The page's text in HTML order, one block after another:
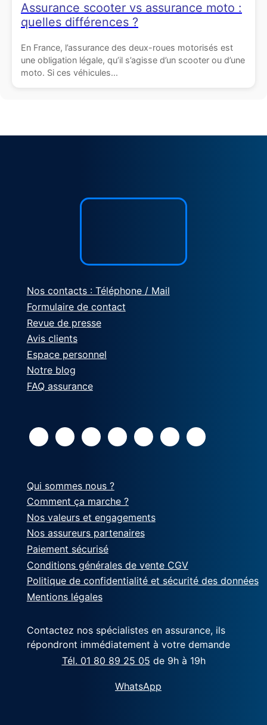
Assurance scooter vs assurance moto :
quelles différences ?
En France, l’assurance des deux-roues motorisés est
une obligation légale, qu’il s’agisse d’un scooter ou d’une
moto. Si ces véhicules...
Nos contacts : Téléphone / Mail
Formulaire de contact
Revue de presse
Avis clients
Espace personnel
Notre blog
FAQ assurance
Qui sommes nous ?
Comment ça marche ?
Nos valeurs et engagements
Nos assureurs partenaires
Paiement sécurisé
Conditions générales de vente CGV
Politique de confidentialité et sécurité des données
Mentions légales
Contactez nos spécialistes en assurance, ils
répondront immédiatement à votre demande
Tél. 01 80 89 25 05 de 9h à 19h
WhatsApp